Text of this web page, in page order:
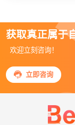
获取真正属于
欢迎立刻咨询！
 立即咨询